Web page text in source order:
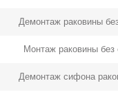
Демонтаж раковины
Монтаж раковины без
Демонтаж сифона